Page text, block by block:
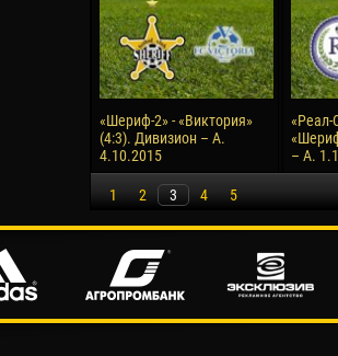
«Шериф-2» - «Виктория»
(4:3). Дивизион – А.
4.10.2015
«Реал-
– А.
1 2 3 4 5